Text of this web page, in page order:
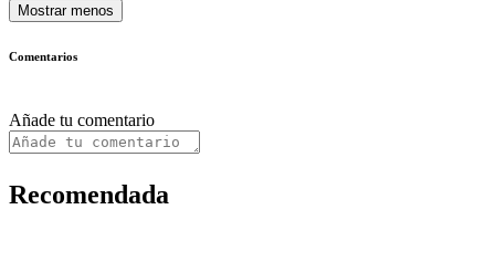
Mostrar menos
Comentarios
Añade tu comentario
Recomendada